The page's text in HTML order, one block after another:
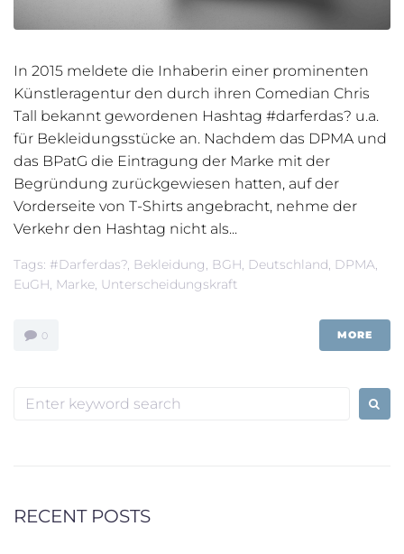
In 2015 meldete die Inhaberin einer prominenten
Künstleragentur den durch ihren Comedian Chris
Tall bekannt gewordenen Hashtag #darferdas? u.a.
für Bekleidungsstücke an. Nachdem das DPMA und
das BPatG die Eintragung der Marke mit der
Begründung zurückgewiesen hatten, auf der
Vorderseite von T-Shirts angebracht, nehme der
Verkehr den Hashtag nicht als...
Tags: #darferdas? Bekleidung BGH Deutschland DPMA
EuGH Marke Unterscheidungskraft
0 MORE
Search
RECENT POSTS